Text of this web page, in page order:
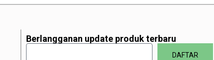
Berlangganan update produk terbaru
DAFTAR